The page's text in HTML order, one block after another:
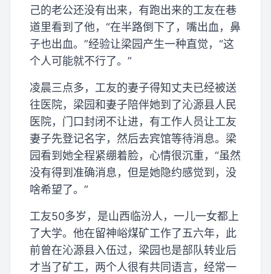
己的老公还没有出来，有跑出来的工友在巷
道里看到了他，“在半路倒下了，嘴出血，鼻
子也出血。”经验让梁园产生一种直觉，“这
个人可能就不行了。”
凌晨三点多，工友的妻子得知丈夫已经被送
往医院，梁园和妻子陪伴她到了沁源县人民
医院，门口封闭不让进，有工作人员让工友
妻子先登记名字，然后去宾馆等待消息。梁
园看到她全程紧绷着脸，心情很沉重，“虽然
没有得到准确消息，但是她隐约感觉到，没
啥希望了。”
工友50多岁，是山西临汾人，一儿一女都上
了大学。他在留神峪煤矿工作了五六年，此
前曾在沁源县入伍过，梁园也是部队转业后
才当了矿工，两个人很有共同语言，经常一